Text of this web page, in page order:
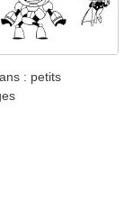
: petits